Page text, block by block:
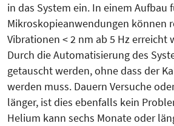
in das System ein. In einem Aufbau
Mikroskopieanwendungen können
Vibrationen < 2 nm ab 5 Hz erreicht
Durch die Automatisierung des
getauscht werden, ohne dass der
werden muss. Dauern Versuche
länger, ist dies ebenfalls kein
Helium kann sechs Monate oder